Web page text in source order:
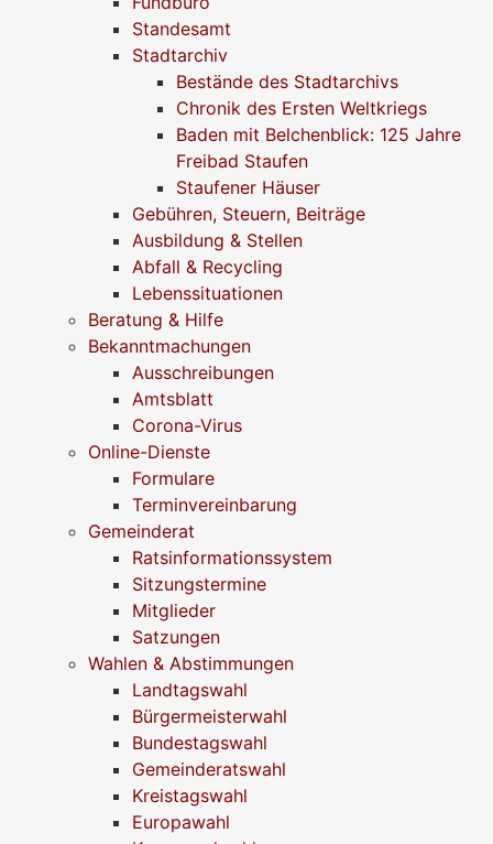
Standesamt
Stadtarchiv
Bestände des Stadtarchivs
Chronik des Ersten Weltkriegs
Baden mit Belchenblick: 125 Jahre
Freibad Staufen
Staufener Häuser
Gebühren, Steuern, Beiträge
Ausbildung & Stellen
Abfall & Recycling
Lebenssituationen
Beratung & Hilfe
Bekanntmachungen
Ausschreibungen
Amtsblatt
Corona-Virus
Online-Dienste
Formulare
Terminvereinbarung
Gemeinderat
Ratsinformationssystem
Sitzungstermine
Mitglieder
Satzungen
Wahlen & Abstimmungen
Landtagswahl
Bürgermeisterwahl
Bundestagswahl
Gemeinderatswahl
Kreistagswahl
Europawahl